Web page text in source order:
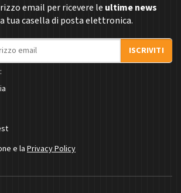
email per ricevere le ultime news
tua casella di posta elettronica.
ISCRIVITI
e la Privacy Policy